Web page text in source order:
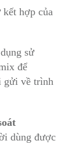
hợp của
sử
để
gửi về trình
dùng được